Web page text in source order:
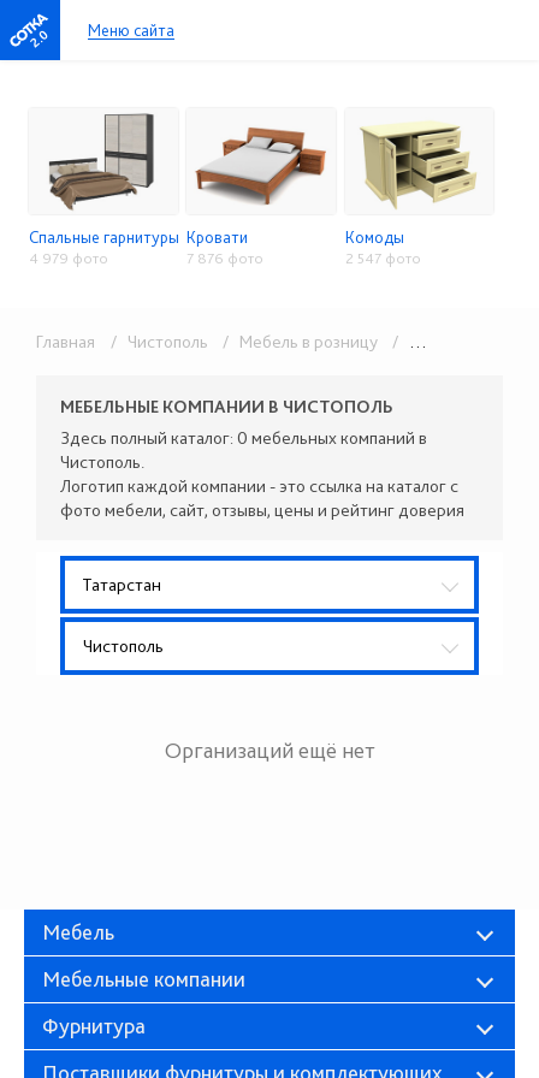
2.0 Меню сайта
Спальные гарнитуры
4 979 фото
Кровати
7 876 фото
Комоды
2 547 фото
Главная / Чистополь / Мебель в розницу / Спальни и кровати
МЕБЕЛЬНЫЕ КОМПАНИИ В ЧИСТОПОЛЬ
Здесь полный каталог: 0 мебельных компаний в
Чистополь.
Логотип каждой компании - это ссылка на каталог с
фото мебели, сайт, отзывы, цены и рейтинг доверия
Татарстан
Чистополь
Организаций ещё нет
Мебель
Мебельные компании
Фурнитура
Поставщики фурнитуры и комплектующих